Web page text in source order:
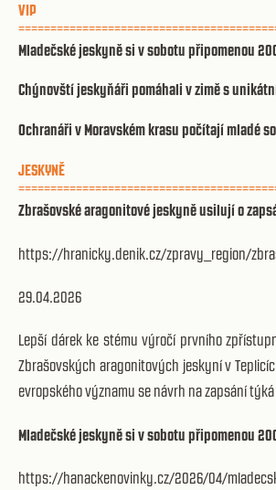
VIP
Mladečské jeskyně si v sobotu připomenou
Chýnovští jeskyňáři pomáhali v zimě s
Ochranáři v Moravském krasu počítají mladé
JESKYNĚ
Zbrašovské aragonitové jeskyně usilují o
https://hranicky.denik.cz/zpravy_region/
29.04.2026
Lepší dárek ke stému výročí prvního
Zbrašovských aragonitových jeskyní v
evropského významu se návrh na zapsání
Mladečské jeskyně si v sobotu připomenou
https://hanackenovinky.cz/2026/04/